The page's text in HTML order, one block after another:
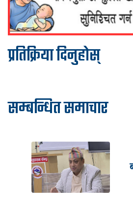
प्रतिक्रिया दिनुहोस्
सम्बन्धित समाचार